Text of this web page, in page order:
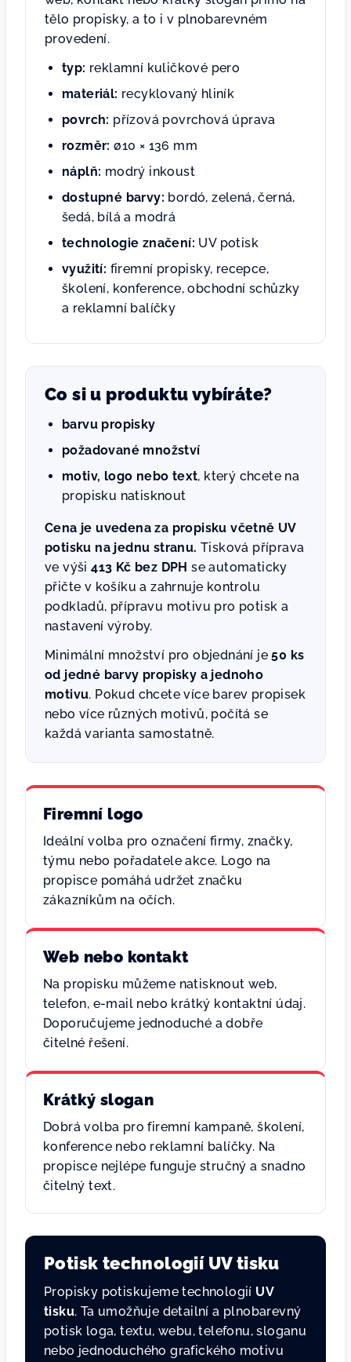
tělo propisky, a to i v plnobarevném
provedení.
typ: reklamní kuličkové pero
materiál: recyklovaný hliník
povrch: přízová povrchová úprava
rozměr: ø10 × 136 mm
náplň: modrý inkoust
dostupné barvy: bordó, zelená, černá,
šedá, bílá a modrá
technologie značení: UV potisk
využití: firemní propisky, recepce,
školení, konference, obchodní schůzky
a reklamní balíčky
Co si u produktu vybíráte?
barvu propisky
požadované množství
motiv, logo nebo text, který chcete na
propisku natisknout
Cena je uvedena za propisku včetně UV
potisku na jednu stranu. Tisková příprava
ve výši413 Kč bez DPH se automaticky
přičte v košíku a zahrnuje kontrolu
podkladů, přípravu motivu pro potisk a
nastavení výroby.
Minimální množství pro objednání je50 ks
od jedné barvy propisky a jednoho
motivu. Pokud chcete více barev propisek
nebo více různých motivů, počítá se
každá varianta samostatně.
Firemní logo
Ideální volba pro označení firmy, značky,
týmu nebo pořadatele akce. Logo na
propisce pomáhá udržet značku
zákazníkům na očích.
Web nebo kontakt
Na propisku můžeme natisknout web,
telefon, e-mail nebo krátký kontaktní údaj.
Doporučujeme jednoduché a dobře
čitelné řešení.
Krátký slogan
Dobrá volba pro firemní kampaně, školení,
konference nebo reklamní balíčky. Na
propisce nejlépe funguje stručný a snadno
čitelný text.
Potisk technologií UV tisku
Propisky potiskujeme technologií UV
tisku. Ta umožňuje detailní a plnobarevný
potisk loga, textu, webu, telefonu, sloganu
nebo jednoduchého grafického motivu